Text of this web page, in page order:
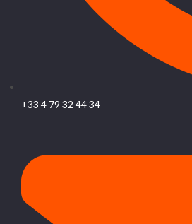
+33 4 79 32 44 34